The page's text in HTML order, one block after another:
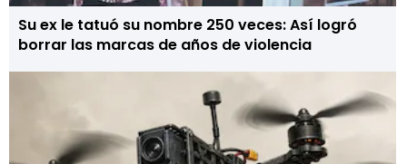
Su ex le tatuó su nombre 250 veces: Así logró
borrar las marcas de años de violencia